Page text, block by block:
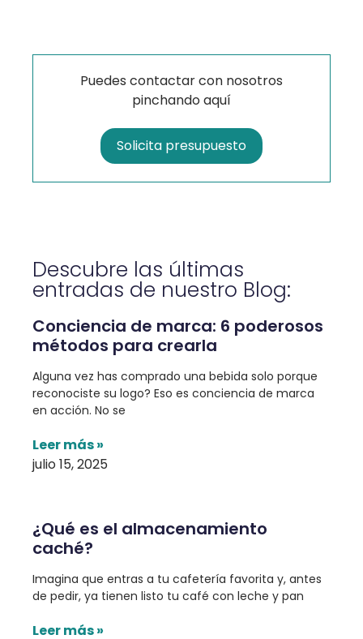
Puedes contactar con nosotros
pinchando aquí
Solicita presupuesto
Descubre las últimas
entradas de nuestro Blog:
Conciencia de marca: 6 poderosos
métodos para crearla
Alguna vez has comprado una bebida solo porque
reconociste su logo? Eso es conciencia de marca
en acción. No se
Leer más »
julio 15, 2025
¿Qué es el almacenamiento
caché?
Imagina que entras a tu cafetería favorita y, antes
de pedir, ya tienen listo tu café con leche y pan
Leer más »